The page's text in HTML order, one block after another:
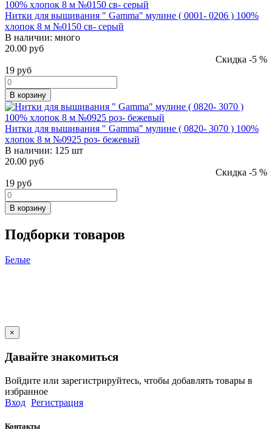
Нитки для вышивания " Gamma" мулине ( 0001- 0206 ) 100%
хлопок 8 м №0150 св- серый
В наличии: много
20.00 руб
Скидка -5 %
19 руб
В корзину
Нитки для вышивания " Gamma" мулине ( 0820- 3070 ) 100%
хлопок 8 м №0925 роз- бежевый
В наличии: 125 шт
20.00 руб
Скидка -5 %
19 руб
В корзину
Подборки товаров
Белые
×
Давайте знакомиться
Войдите или зарегистрируйтесь, чтобы добавлять товары в
избранное
Вход Регистрация
Контакты